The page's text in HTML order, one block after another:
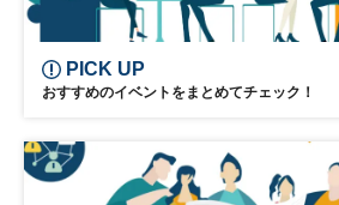
PICK UP
おすすめのイベントをまとめてチェック！